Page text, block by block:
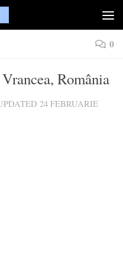
0
România
24 FEBRUARIE